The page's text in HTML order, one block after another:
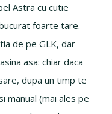
Astra cu cutie
foarte tare.
de pe GLK, dar
asa: chiar daca
dupa un timp te
manual (mai ales pe